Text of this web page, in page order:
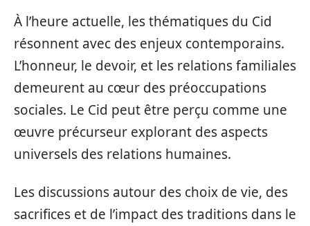
À l’heure actuelle, les thématiques du Cid
résonnent avec des enjeux contemporains.
L’honneur, le devoir, et les relations familiales
demeurent au cœur des préoccupations
sociales. Le Cid peut être perçu comme une
œuvre précurseur explorant des aspects
universels des relations humaines.
Les discussions autour des choix de vie, des
sacrifices et de l’impact des traditions dans le